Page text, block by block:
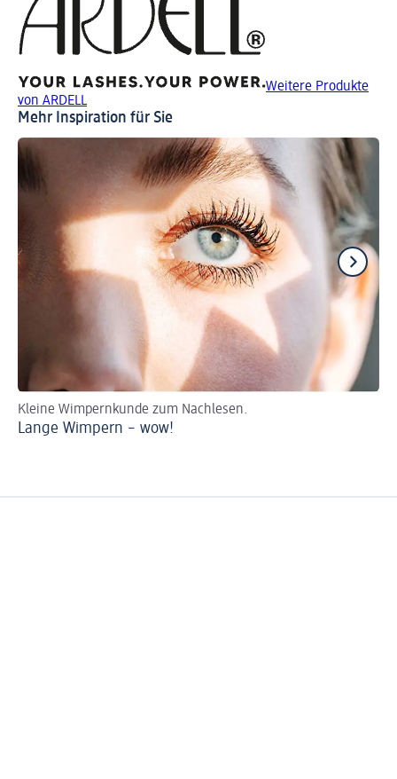
Weitere Produkte
von ARDELL
Mehr Inspiration für Sie
Kleine Wimpernkunde zum Nachlesen.
Lange Wimpern – wow!